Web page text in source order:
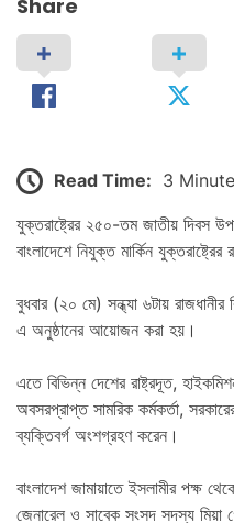
Share
Read Time: 3
যুক্তরাষ্ট্রের ২৫০-তম জাতীয় দিবস
বাংলাদেশে নিযুক্ত মার্কিন যুক্তরাষ্ট্রের
বুধবার (২০ মে) সন্ধ্যা ৬টায় রাজধানীর
এ অনুষ্ঠানের আয়োজন করা হয়।
এতে বিভিন্ন দেশের রাষ্ট্রদূত,
অবসরপ্রাপ্ত সামরিক কর্মকর্তা,
ব্যক্তিবর্গ অংশগ্রহণ করেন।
বাংলাদেশ জামায়াতে ইসলামীর পক্ষ
জেনারেল ও সাবেক সংসদ সদস্য মিয়া